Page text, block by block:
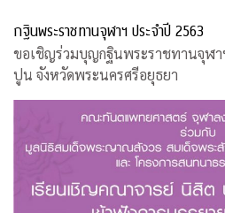
กฐินพระราชทานจุฬาฯ ประจำปี 2563
ขอเชิญร่วมบุญกฐินพระราชทานจุฬา
ปูน จังหวัดพระนครศรีอยุธยา